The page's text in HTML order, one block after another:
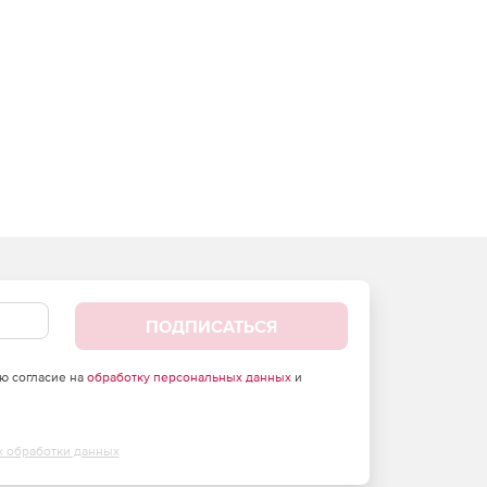
ПОДПИСАТЬСЯ
согласие на обработку персональных данныхи
обработки данных